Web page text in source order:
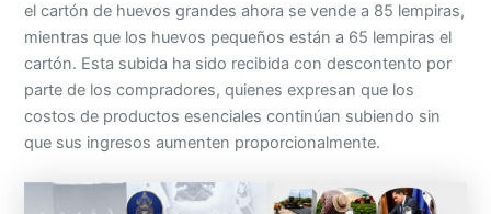
el cartón de huevos grandes ahora se vende a 85 lempiras,
mientras que los huevos pequeños están a 65 lempiras el
cartón. Esta subida ha sido recibida con descontento por
parte de los compradores, quienes expresan que los
costos de productos esenciales continúan subiendo sin
que sus ingresos aumenten proporcionalmente.